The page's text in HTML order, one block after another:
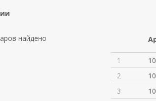
найдено
1
2
3